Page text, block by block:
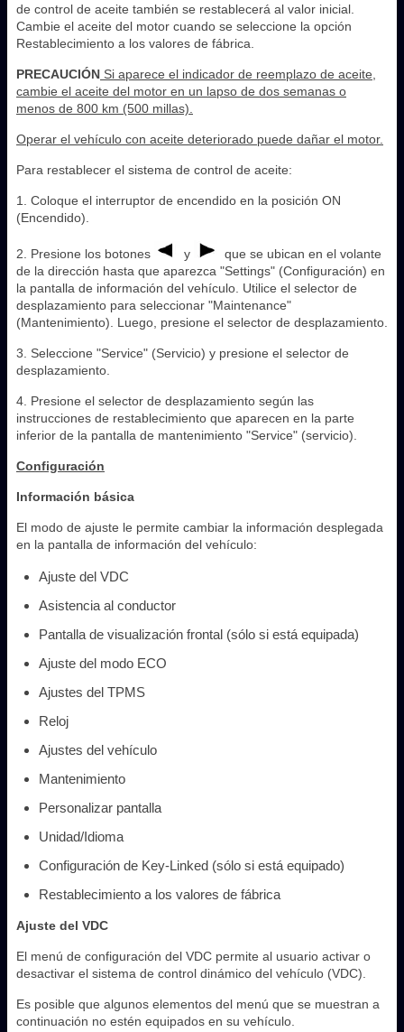
de control de aceite también se restablecerá al valor inicial.
Cambie el aceite del motor cuando se seleccione la opción
Restablecimiento a los valores de fábrica.
PRECAUCIÓN Si aparece el indicador de reemplazo de aceite,
cambie el aceite del motor en un lapso de dos semanas o
menos de 800 km (500 millas).
Operar el vehículo con aceite deteriorado puede dañar el motor.
Para restablecer el sistema de control de aceite:
1. Coloque el interruptor de encendido en la posición ON
(Encendido).
2. Presione los botones y
que se ubican en el volante
de la dirección hasta que aparezca "Settings" (Configuración) en
la pantalla de información del vehículo. Utilice el selector de
desplazamiento para seleccionar "Maintenance"
(Mantenimiento). Luego, presione el selector de desplazamiento.
3. Seleccione "Service" (Servicio) y presione el selector de
desplazamiento.
4. Presione el selector de desplazamiento según las
instrucciones de restablecimiento que aparecen en la parte
inferior de la pantalla de mantenimiento "Service" (servicio).
Configuración
Información básica
El modo de ajuste le permite cambiar la información desplegada
en la pantalla de información del vehículo:
Ajuste del VDC
Asistencia al conductor
Pantalla de visualización frontal (sólo si está equipada)
Ajuste del modo ECO
Ajustes del TPMS
Reloj
Ajustes del vehículo
Mantenimiento
Personalizar pantalla
Unidad/Idioma
Configuración de Key-Linked (sólo si está equipado)
Restablecimiento a los valores de fábrica
Ajuste del VDC
El menú de configuración del VDC permite al usuario activar o
desactivar el sistema de control dinámico del vehículo (VDC).
Es posible que algunos elementos del menú que se muestran a
continuación no estén equipados en su vehículo.